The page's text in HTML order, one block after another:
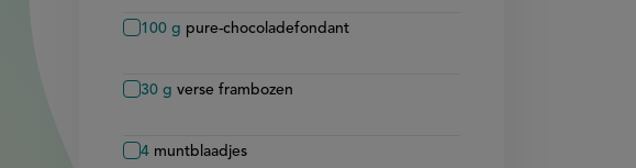
100 g pure-chocoladefondant
30 g verse frambozen
4 muntblaadjes